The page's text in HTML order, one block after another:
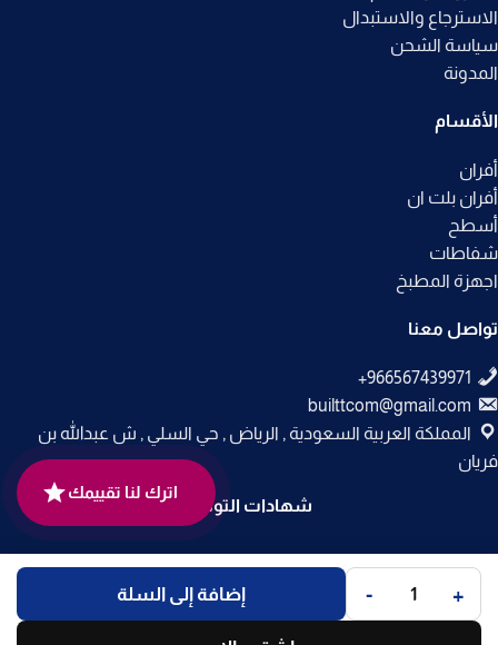
الاسترجاع والاستبدال
سياسة الشحن
المدونة
الأقسام
أفران
أفران بلت ان
أسطح
شفاطات
اجهزة المطبخ
تواصل معنا
builttcom@gmail.com
المملكة العربية السعودية , الرياض , حي السلي , ش عبدالله بن
فريان
شهادات التوثيق
جميع الحقوق محفوظة لـمتجر بلت إن© 2025.
تم التطوير بواسطةCode Times
. +
- إضافة إلى السلة
اترك لنا تقييمك